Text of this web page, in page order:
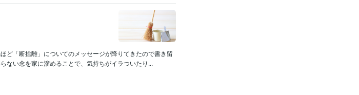
ど「断捨離」についてのメッセージが降りてきたので書き留
ない念を家に溜めることで、気持ちがイラついたり...